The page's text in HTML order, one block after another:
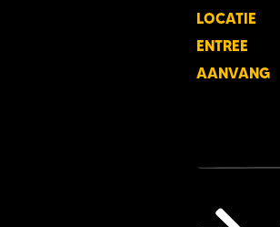
LOCATIE
ENTREE
AANVANG